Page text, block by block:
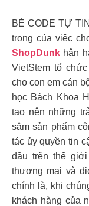
BÉ CODE TỰ
trọng của việc
ShopDunk hân
VietStem tổ
cho con em cán
học Bách Khoa
tạo nên những
sắm sản phẩm
tác ủy quyền tin
đầu trên thế
thương mại và
chính là, khi
khách hàng của